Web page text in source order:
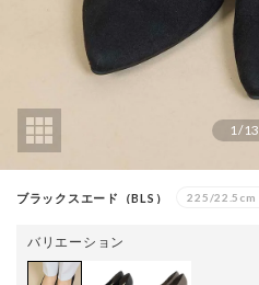
1/13
ブラックスエード（BLS） 225/22.5cm
バリエーション